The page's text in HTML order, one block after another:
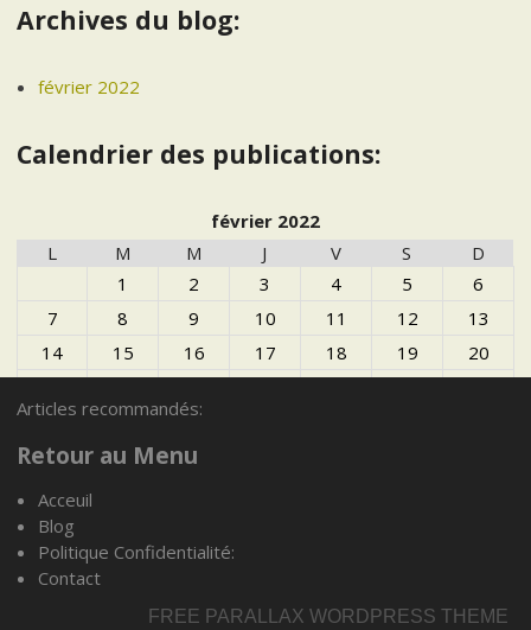
Archives du blog:
février 2022
Calendrier des publications:
février 2022
L
M M J V S
D
1
2 3 4 5
6
7
8 9 10 11 12
13
14
15 16 17 18 19
20
28
Articles recommandés:
Articles recommandés:
Retour au Menu
Acceuil
Blog
Politique Confidentialité:
Contact
FREE PARALLAX WORDPRESS THEME